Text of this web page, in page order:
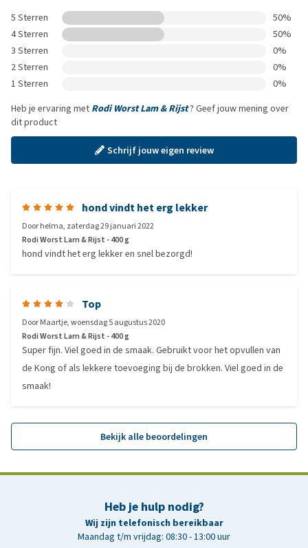
5 Sterren
50%
4 Sterren
50%
3 Sterren
0%
2 Sterren
0%
1 Sterren
0%
Heb je ervaring met Rodi Worst Lam & Rijst? Geef jouw mening over
dit product
Schrijf jouw eigen review
hond vindt het erg lekker
Doorhelma, zaterdag 29 januari 2022
Rodi Worst Lam & Rijst - 400 g
hond vindt het erg lekker en snel bezorgd!
Top
DoorMaartje,woensdag 5 augustus 2020
Rodi Worst Lam & Rijst - 400 g
Super fijn. Viel goed in de smaak. Gebruikt voor het opvullen van
de Kong of als lekkere toevoeging bij de brokken. Viel goed in de
smaak!
Bekijk alle beoordelingen
Heb je hulp nodig?
Wij zijn telefonisch bereikbaar
Maandag t/m vrijdag: 08:30 - 13:00 uur